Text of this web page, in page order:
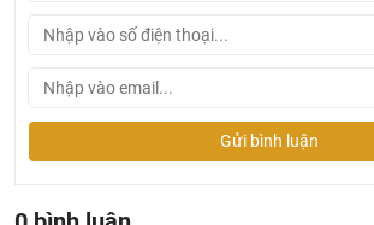
sản phẩm có chất lượng phù hợp với
Bán hàng có tâm: Chúng tôi mong
Gửi bình luận